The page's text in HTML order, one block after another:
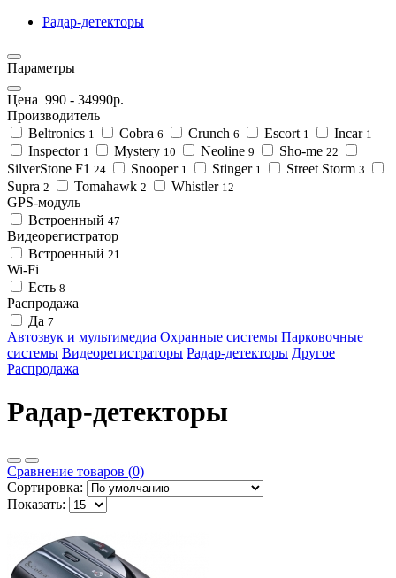
Радар-детекторы
Параметры
Цена 990 - 34990р.
Производитель
Beltronics 1 Cobra 6 Crunch 6 Escort 1 Incar 1
Inspector 1 Mystery 10 Neoline 9 Sho-me 22
SilverStone F1 24 Snooper 1 Stinger 1 Street Storm 3
Supra 2 Tomahawk 2 Whistler 12
GPS-модуль
Встроенный 47
Видеорегистратор
Встроенный 21
Wi-Fi
Есть 8
Распродажа
Да 7
Автозвук и мультимедиа Охранные системы Парковочные
системы Видеорегистраторы Радар-детекторы Другое
Распродажа
Радар-детекторы
Сравнение товаров (0)
Сортировка:
Показать: